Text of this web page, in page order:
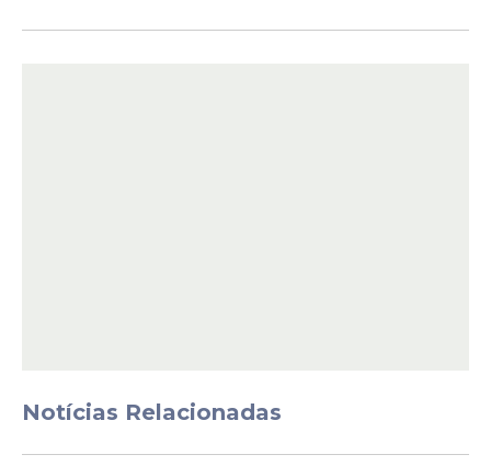
que variam de aproximadamente R$ 2 mil a
mais de R$ 4 mil, conforme carga horária e
qualificação. Já auxiliares de serviços
Notícias Relacionadas